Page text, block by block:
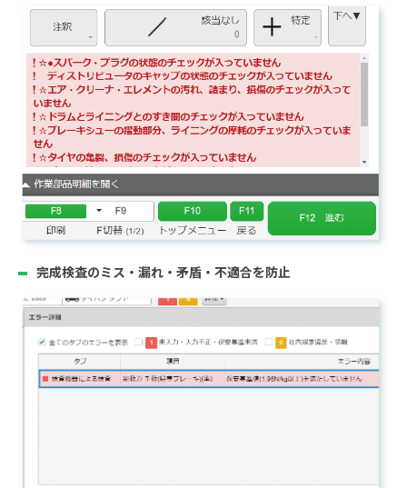
完成検査のミス・漏れ・矛盾・不適合を防止